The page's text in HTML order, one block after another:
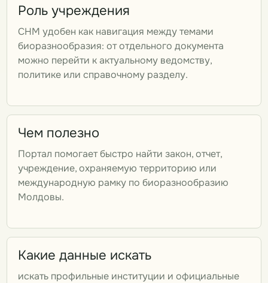
Роль учреждения
CHM удобен как навигация между темами
биоразнообразия: от отдельного документа
можно перейти к актуальному ведомству,
политике или справочному разделу.
Чем полезно
Портал помогает быстро найти закон, отчет,
учреждение, охраняемую территорию или
международную рамку по биоразнообразию
Молдовы.
Какие данные искать
искать профильные институции и официальные